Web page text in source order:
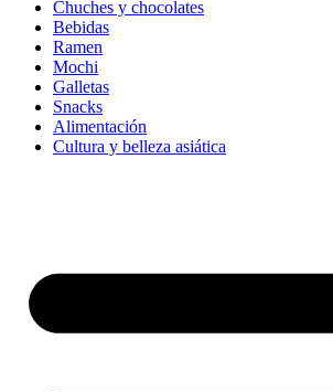
Chuches y chocolates
Bebidas
Ramen
Mochi
Galletas
Snacks
Alimentación
Cultura y belleza asiática